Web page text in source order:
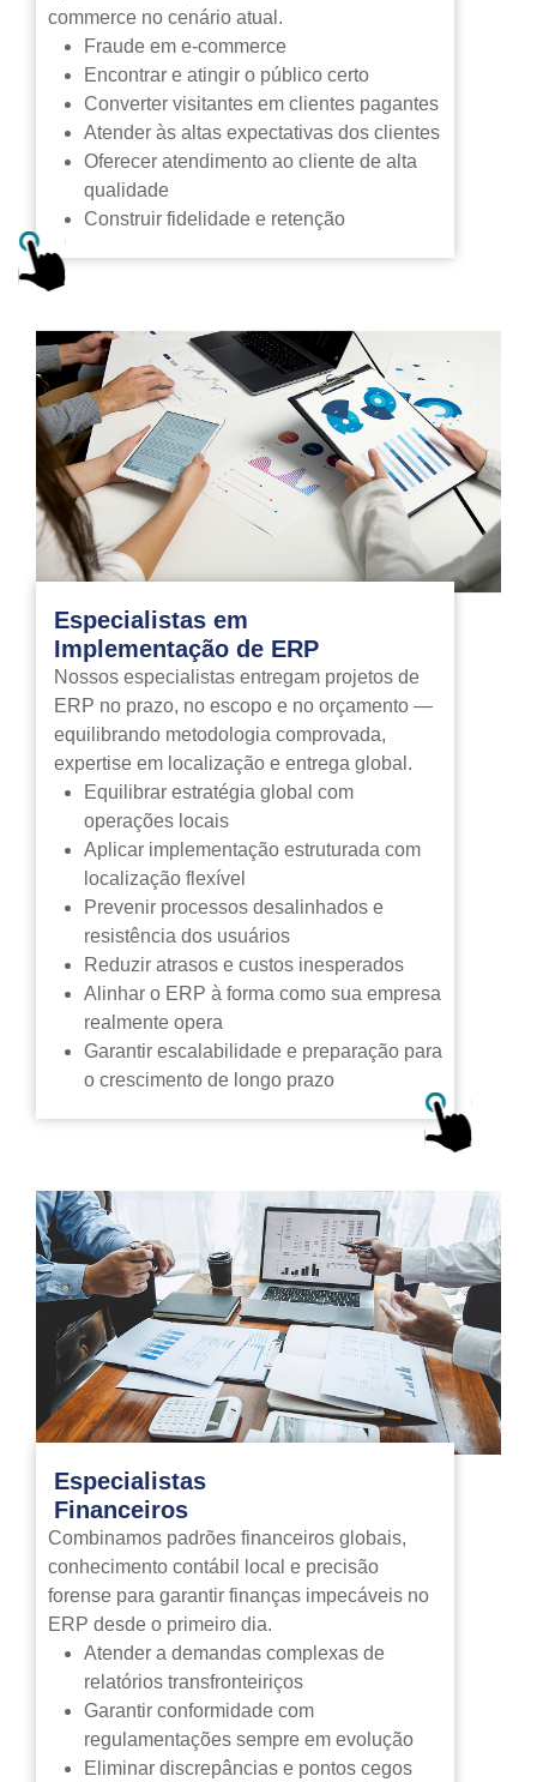
commerce no cenário atual.
Fraude em e-commerce
Encontrar e atingir o público certo
Converter visitantes em clientes pagantes
Atender às altas expectativas dos clientes
Oferecer atendimento ao cliente de alta
qualidade
Construir fidelidade e retenção
Especialistas em
Implementação de ERP
Nossos especialistas entregam projetos de
ERP no prazo, no escopo e no orçamento —
equilibrando metodologia comprovada,
expertise em localização e entrega global.
Equilibrar estratégia global com
operações locais
Aplicar implementação estruturada com
localização flexível
Prevenir processos desalinhados e
resistência dos usuários
Reduzir atrasos e custos inesperados
Alinhar o ERP à forma como sua empresa
realmente opera
Garantir escalabilidade e preparação para
o crescimento de longo prazo
Especialistas
Financeiros
Combinamos padrões financeiros globais,
conhecimento contábil local e precisão
forense para garantir finanças impecáveis no
ERP desde o primeiro dia.
Atender a demandas complexas de
relatórios transfronteiriços
Garantir conformidade com
regulamentações sempre em evolução
Eliminar discrepâncias e pontos cegos